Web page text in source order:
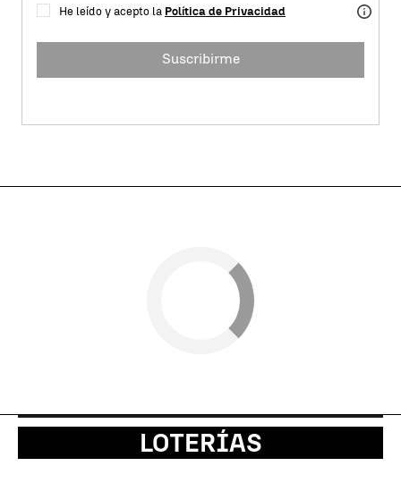
He leído y acepto la Política de Privacidad
Suscribirme
LOTERÍAS